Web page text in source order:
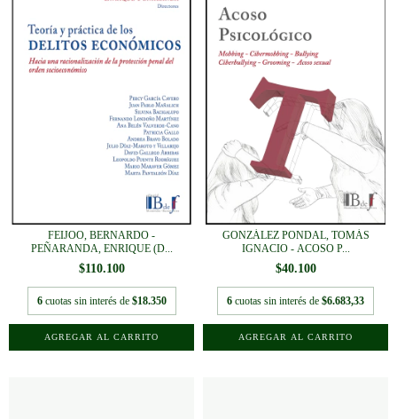
FEIJOO, BERNARDO -
PEÑARANDA, ENRIQUE (D...
$110.100
6 cuotas sin interés de $18.350
GONZÁLEZ PONDAL, TOMÁS
IGNACIO - ACOSO P...
$40.100
6 cuotas sin interés de $6.683,33